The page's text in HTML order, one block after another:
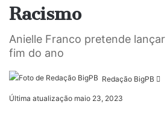
Racismo
Anielle Franco pretende
fim do ano
Redação BigPB
Última atualização maio 23, 2023